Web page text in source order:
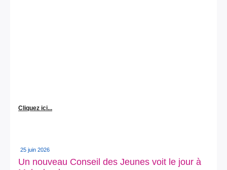
Cliquez ici...
25 juin 2026
Un nouveau Conseil des Jeunes voit le jour à